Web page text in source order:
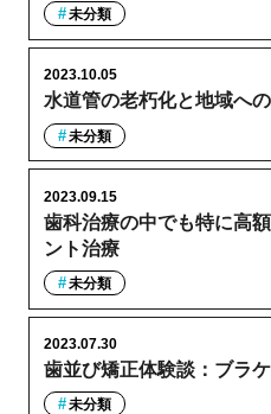
未分類
水道管の老朽化と地域へ
2023.10.05
未分類
歯科治療の中でも特に高
ント治療
2023.09.15
未分類
歯並び矯正体験談：ブラ
2023.07.30
未分類